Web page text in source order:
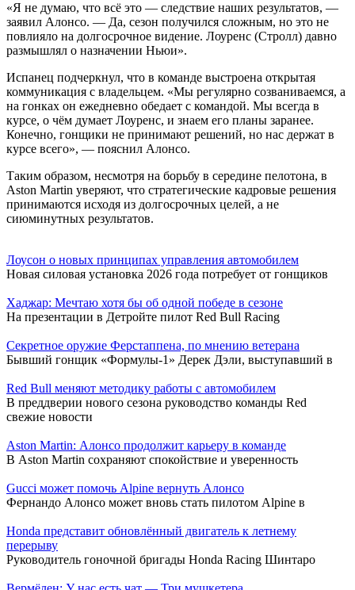
«Я не думаю, что всё это — следствие наших результатов, —
заявил Алонсо. — Да, сезон получился сложным, но это не
повлияло на долгосрочное видение. Лоуренс (Стролл) давно
размышлял о назначении Ньюи».
Испанец подчеркнул, что в команде выстроена открытая
коммуникация с владельцем. «Мы регулярно созваниваемся, а
на гонках он ежедневно обедает с командой. Мы всегда в
курсе, о чём думает Лоуренс, и знаем его планы заранее.
Конечно, гонщики не принимают решений, но нас держат в
курсе всего», — пояснил Алонсо.
Таким образом, несмотря на борьбу в середине пелотона, в
Aston Martin уверяют, что стратегические кадровые решения
принимаются исходя из долгосрочных целей, а не
сиюминутных результатов.
Лоусон о новых принципах управления автомобилем
Новая силовая установка 2026 года потребует от гонщиков
Хаджар: Мечтаю хотя бы об одной победе в сезоне
На презентации в Детройте пилот Red Bull Racing
Секретное оружие Ферстаппена, по мнению ветерана
Бывший гонщик «Формулы-1» Дерек Дэли, выступавший в
Red Bull меняют методику работы с автомобилем
В преддверии нового сезона руководство команды Red
свежие новости
Aston Martin: Алонсо продолжит карьеру в команде
В Aston Martin сохраняют спокойствие и уверенность
Gucci может помочь Alpine вернуть Алонсо
Фернандо Алонсо может вновь стать пилотом Alpine в
Honda представит обновлённый двигатель к летнему
перерыву
Руководитель гоночной бригады Honda Racing Шинтаро